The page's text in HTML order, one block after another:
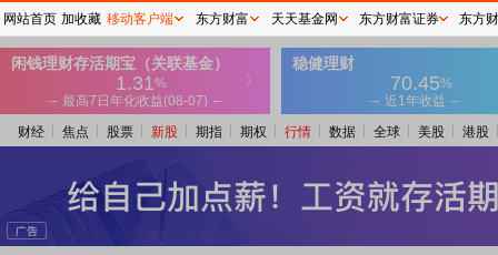
财经 焦点 股票 新股 期指 期权 行情 数据 全球 美股 港股
网站首页 加收藏 移动客户端 东方财富 天天基金网 东方财富证券 东方